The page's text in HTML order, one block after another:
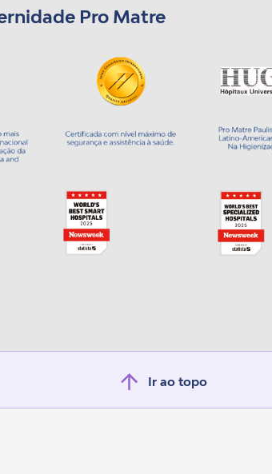
Pro Matre
Ir ao topo